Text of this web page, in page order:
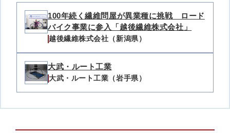
100年続く繊維問屋が異業種に挑戦 ロード
バイク事業に参入「越後繊維株式会社」
越後繊維株式会社（新潟県）
大武・ルート工業
大武・ルート工業（岩手県）